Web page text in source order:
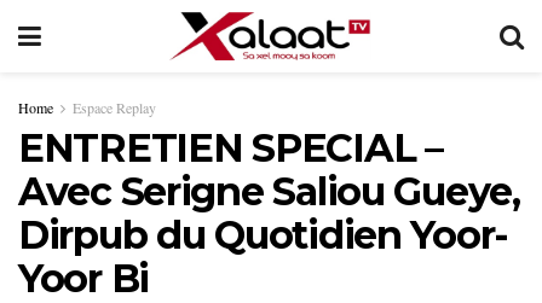
Home Espace Replay
ENTRETIEN SPECIAL –
Avec Serigne Saliou Gueye,
Dirpub du Quotidien Yoor-
Yoor Bi